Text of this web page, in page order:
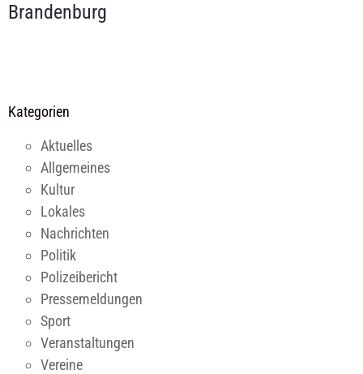
Brandenburg
Kategorien
Aktuelles
Allgemeines
Kultur
Lokales
Nachrichten
Politik
Polizeibericht
Pressemeldungen
Sport
Veranstaltungen
Vereine